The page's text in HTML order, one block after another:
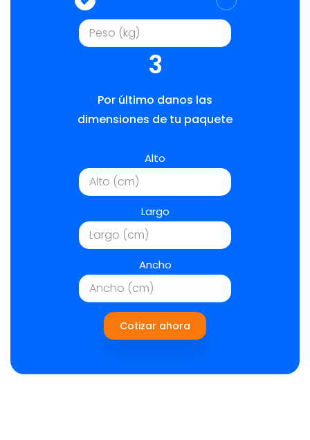
3
Por último danos las
dimensiones de tu paquete
Alto
Largo
Ancho
Cotizar ahora